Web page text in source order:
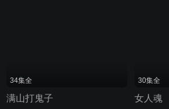
34集全
满山打鬼子
30集全
女人魂